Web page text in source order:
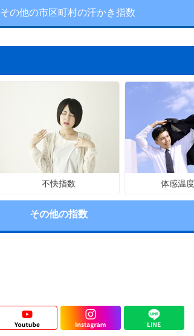
その他の市区町村の汗かき指数
不快指数 体感温
その他の指数